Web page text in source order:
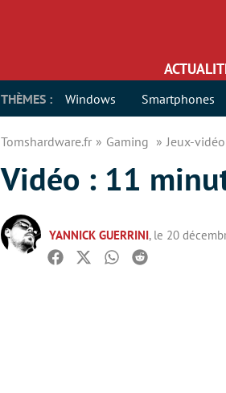
THÈMES : Windows Smartphones
Tomshardware.fr Gaming Jeux-vidéo
Vidéo : 11
YANNICK GUERRINI, le 20
Facebook
TwitterWhatsapp
Reddit